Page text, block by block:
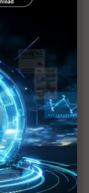
力推「晶圓特
探月球
絲2號定檔4